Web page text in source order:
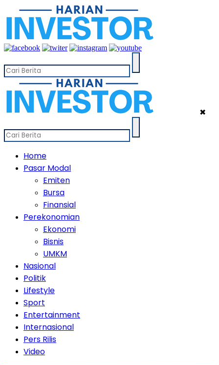
✖
Home
Pasar Modal
Emiten
Bursa
Finansial
Perekonomian
Ekonomi
Bisnis
UMKM
Nasional
Politik
Lifestyle
Sport
Entertainment
Internasional
Pers Rilis
Video